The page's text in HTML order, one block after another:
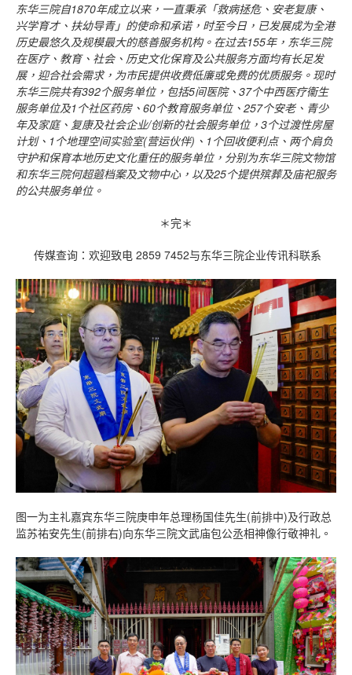
东华三院自1870年成立以来，一直秉承「救病拯危、安老复康、
兴学育才、扶幼导青」的使命和承诺，时至今日，已发展成为全港
历史最悠久及规模最大的慈善服务机构。在过去155年，东华三院
在医疗、教育、社会、历史文化保育及公共服务方面均有长足发
展，迎合社会需求，为市民提供收费低廉或免费的优质服务。现时
东华三院共有392个服务单位，包括5间医院、 37个中西医疗衞生
服务单位及1个社区药房、 60个教育服务单位、 257个安老、青少
年及家庭、复康及社会企业/创新的社会服务单位， 3个过渡性房屋
计划、 1个地理空间实验室(营运伙伴) 、 1个回收便利点、两个肩负
守护和保育本地历史文化重任的服务单位，分别为东华三院文物馆
和东华三院何超蕸档案及文物中心，以及25个提供殡葬及庙祀服务
的公共服务单位。
＊完＊
传媒查询：欢迎致电 2859 7452与东华三院企业传讯科联系
图一为主礼嘉宾东华三院庚申年总理杨国佳先生(前排中)及行政总
监苏祐安先生(前排右)向东华三院文武庙包公丞相神像行敬神礼。